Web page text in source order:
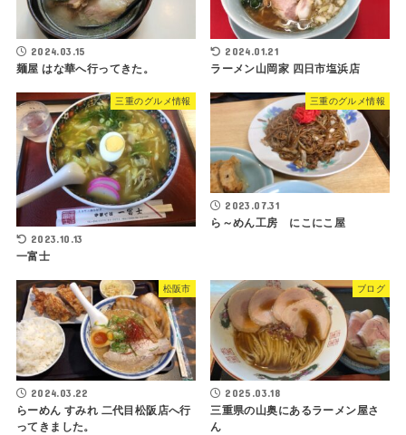
2024.03.15
麺屋 はな華へ行ってきた。
2024.01.21
ラーメン山岡家 四日市塩浜店
三重のグルメ情報
2023.10.13
一富士
三重のグルメ情報
2023.07.31
ら～めん工房 にこにこ屋
松阪市
2024.03.22
らーめん すみれ 二代目松阪店へ行
ってきました。
ブログ
2025.03.18
三重県の山奥にあるラーメン屋さ
ん